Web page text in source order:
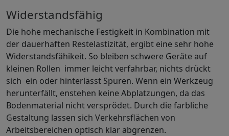
Widerstandsfähig
Die hohe mechanische Festigkeit in Kombination mit
der dauerhaften Restelastizität, ergibt eine sehr hohe
Widerstandsfähikeit. So bleiben schwere Geräte auf
kleinen Rollen immer leicht verfahrbar, nichts drückt
sich ein oder hinterlässt Spuren. Wenn ein Werkzeug
herunterfällt, enstehen keine Abplatzungen, da das
Bodenmaterial nicht versprödet. Durch die farbliche
Gestaltung lassen sich Verkehrsflächen von
Arbeitsbereichen optisch klar abgrenzen.